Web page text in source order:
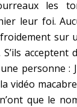
les
leur foi.
sur
acceptent
personne :
vidéo
que le